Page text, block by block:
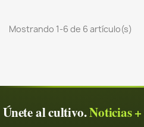
Mostrando 1-6 de 6 artículo(s)
Únete al cultivo.Noticias